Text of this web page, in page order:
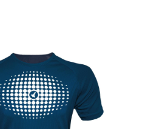
la
página
producto
tiene
múltiples